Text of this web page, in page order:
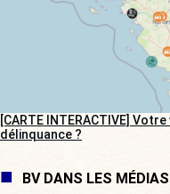
[CARTE INTERACTIVE]
délinquance ?
BV DANS LES MÉDIAS